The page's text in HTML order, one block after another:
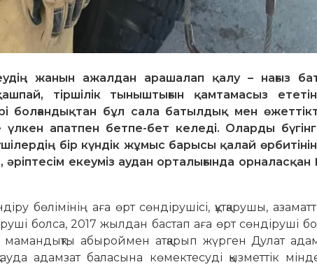
жанын ажалдан арашалап қалу – нағыз
тіршілік тыныштығын қамтамасыз
болғандықтан бұл сала батылдық мен
апатпен бетпе-бет келеді. Оларды
бір күндік жұмыс барысы қалай
екеуміз аудан орталығында орналасқан
бөлімінің аға өрт сөн­дірушісі, құтқарушы,
болса, 2017 жылдан бас­тап аға өрт сөндіруші
абы­рой­мен ат­қа­рып жүр­ген Дулат
адам­зат ба­ласына кө­мек­те­суді қыз­мет­тік